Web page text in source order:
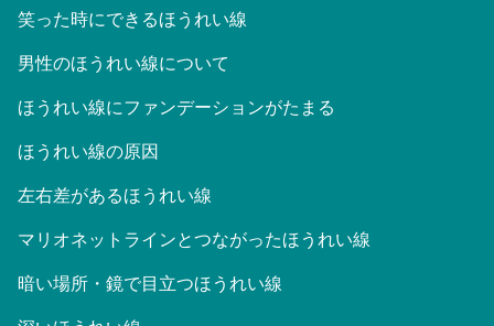
笑った時にできるほうれい線
男性のほうれい線について
ほうれい線にファンデーションがたまる
ほうれい線の原因
左右差があるほうれい線
マリオネットラインとつながったほうれい線
暗い場所・鏡で目立つほうれい線